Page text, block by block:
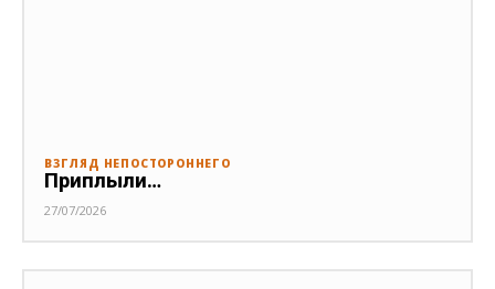
ВЗГЛЯД НЕПОСТОРОННЕГО
Приплыли…
27/07/2026